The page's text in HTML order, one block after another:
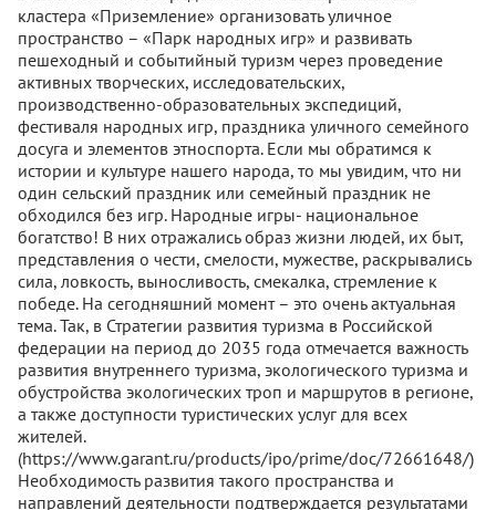
кластера «Приземление» организовать уличное
пространство – «Парк народных игр» и развивать
пешеходный и событийный туризм через проведение
активных творческих, исследовательских,
производственно-образовательных экспедиций,
фестиваля народных игр, праздника уличного семейного
досуга и элементов этноспорта. Если мы обратимся к
истории и культуре нашего народа, то мы увидим, что ни
один сельский праздник или семейный праздник не
обходился без игр. Народные игры- национальное
богатство! В них отражались образ жизни людей, их быт,
представления о чести, смелости, мужестве, раскрывались
сила, ловкость, выносливость, смекалка, стремление к
победе. На сегодняшний момент – это очень актуальная
тема. Так, в Стратегии развития туризма в Российской
федерации на период до 2035 года отмечается важность
развития внутреннего туризма, экологического туризма и
обустройства экологических троп и маршрутов в регионе,
а также доступности туристических услуг для всех
жителей.
(https://www.garant.ru/products/ipo/prime/doc/72661648/)
Необходимость развития такого пространства и
направлений деятельности подтверждается результатами